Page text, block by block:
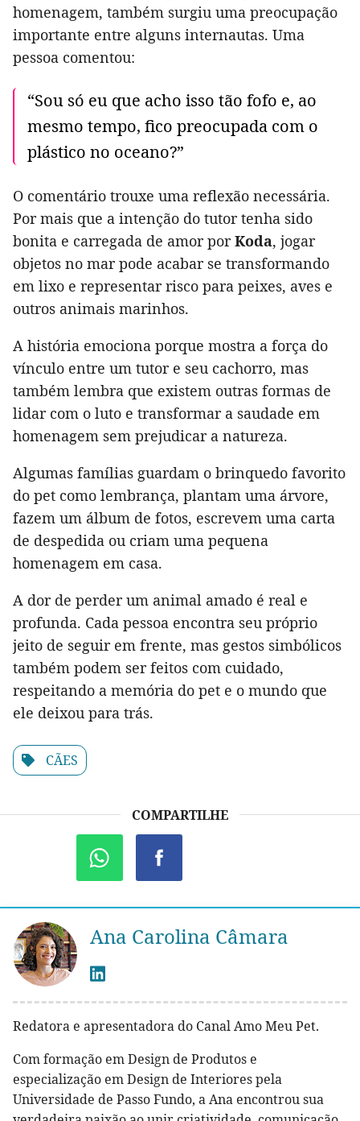
homenagem, também surgiu uma preocupação
importante entre alguns internautas. Uma
pessoa comentou:
“Sou só eu que acho isso tão fofo e, ao
mesmo tempo, fico preocupada com o
plástico no oceano?”
O comentário trouxe uma reflexão necessária.
Por mais que a intenção do tutor tenha sido
bonita e carregada de amor porKoda, jogar
objetos no mar pode acabar se transformando
em lixo e representar risco para peixes, aves e
outros animais marinhos.
A história emociona porque mostra a força do
vínculo entre um tutor e seu cachorro, mas
também lembra que existem outras formas de
lidar com o luto e transformar a saudade em
homenagem sem prejudicar a natureza.
Algumas famílias guardam o brinquedo favorito
do pet como lembrança, plantam uma árvore,
fazem um álbum de fotos, escrevem uma carta
de despedida ou criam uma pequena
homenagem em casa.
A dor de perder um animal amado é real e
profunda. Cada pessoa encontra seu próprio
jeito de seguir em frente, mas gestos simbólicos
também podem ser feitos com cuidado,
respeitando a memória do pet e o mundo que
ele deixou para trás.
CÃES
COMPARTILHE
Ana Carolina Câmara
Redatora e apresentadora do Canal Amo Meu Pet.
Com formação em Design de Produtos e
especialização em Design de Interiores pela
Universidade de Passo Fundo, a Ana encontrou sua